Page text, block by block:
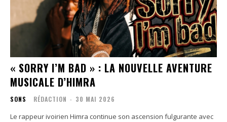
« SORRY I’M BAD » : LA NOUVELLE AVENTURE
MUSICALE D’HIMRA
SONS RÉDACTION - 30 MAI 2026
Le rappeur ivoirien Himra continue son ascension fulgurante avec